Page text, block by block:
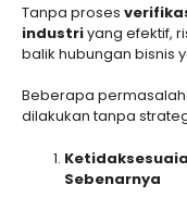
Tanpa proses
industriyang efektif,
balik hubungan bisnis
Beberapa
dilakukan tanpa
Sebenarnya